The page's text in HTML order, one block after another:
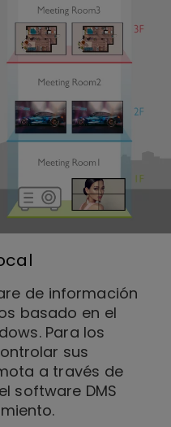
de información
basado en el
Para los
sus
a través de
software DMS